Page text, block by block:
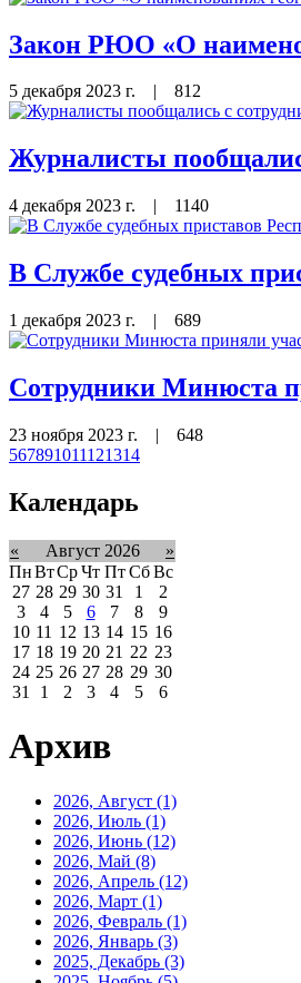
Закон РЮО «О
5 декабря 2023 г. | 812
Журналисты
4 декабря 2023 г. | 1140
В Службе судебных
1 декабря 2023 г. | 689
Сотрудники Минюста
23 ноября 2023 г. | 648
567891011121314
Календарь
« Август 2026
»
ПнВтСрЧт Пт Сб Вс
27 28 29 30 31 1
2
3
4 5 6 7 8
9
10 11 12 13 14 15 16
17 18 19 20 21 22 23
24 25 26 27 28 29 30
31
1 2 3 4 5 6
Архив
2026, Август (1)
2026, Июль (1)
2026, Июнь (12)
2026, Май (8)
2026, Апрель (12)
2026, Март (1)
2026, Февраль (1)
2026, Январь (3)
2025, Декабрь (3)